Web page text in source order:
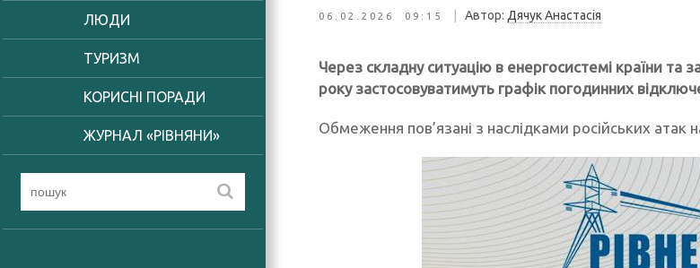
ЛЮДИ
ТУРИЗМ
КОРИСНІ ПОРАДИ
ЖУРНАЛ «РІВНЯНИ»
06.02.2026 09:15 Автор: Дячук Анастасія
Через складну ситуацію в енергосистемі країни
року застосовуватимуть графік погодинних
Обмеження пов’язані з наслідками російських атак